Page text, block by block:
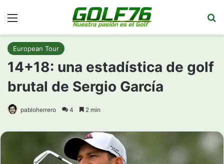
European Tour
14+18: una estadística de golf
brutal de Sergio García
pabloherrero 4 2 min